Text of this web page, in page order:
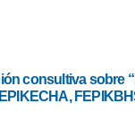
consultiva sobre